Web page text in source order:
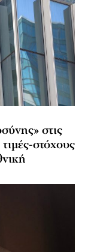
στις
στόχους